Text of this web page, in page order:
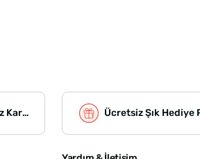
1250 TL Üzeri Ücretsiz Kargo Ücretsiz Şık Hediye